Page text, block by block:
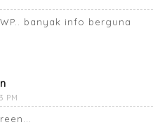
banyak info berguna
PM